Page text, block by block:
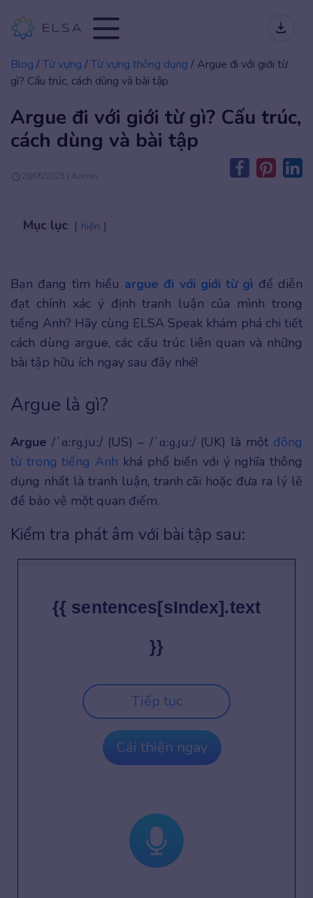
Blog /Từ vựng /Từ vựng thông dụng / Argue đi với giới từ
gì? Cấu trúc, cách dùng và bài tập
Argue đi với giới từ gì? Cấu trúc,
cách dùng và bài tập
28/05/2025 | Admin
Mục lục hiện
Bạn đang tìm hiểu argue đi với giới từ gì để diễn
đạt chính xác ý định tranh luận của mình trong
tiếng Anh? Hãy cùng ELSA Speak khám phá chi tiết
cách dùng argue, các cấu trúc liên quan và những
bài tập hữu ích ngay sau đây nhé!
Argue là gì?
Argue /ˈɑːrɡ.juː/ (US) – /ˈɑːɡ.juː/ (UK) là một động
từ trong tiếng Anh khá phổ biến với ý nghĩa thông
dụng nhất là tranh luận, tranh cãi hoặc đưa ra lý lẽ
để bảo vệ một quan điểm.
Kiểm tra phát âm với bài tập sau:
{{ sentences[sIndex].text
}}
Tiếp tục
Cải thiện ngay